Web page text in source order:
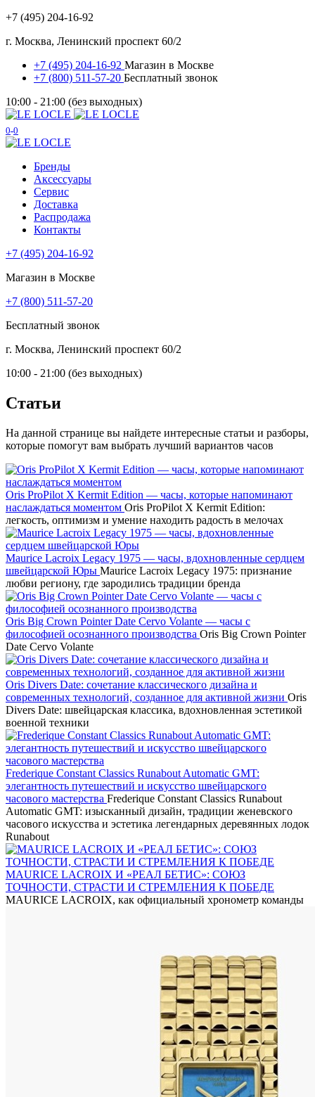
+7 (495) 204-16-92
г. Москва, Ленинский проспект 60/2
+7 (495) 204-16-92 Магазин в Москве
+7 (800) 511-57-20 Бесплатный звонок
10:00 - 21:00 (без выходных)
0 0
Бренды
Аксессуары
Сервис
Доставка
Распродажа
Контакты
+7 (495) 204-16-92
Магазин в Москве
+7 (800) 511-57-20
Бесплатный звонок
г. Москва, Ленинский проспект 60/2
10:00 - 21:00 (без выходных)
Статьи
На данной странице вы найдете интересные статьи и разборы,
которые помогут вам выбрать лучший вариантов часов
Oris ProPilot X Kermit Edition — часы, которые напоминают
наслаждаться моментом Oris ProPilot X Kermit Edition:
легкость, оптимизм и умение находить радость в мелочах
Maurice Lacroix Legacy 1975 — часы, вдохновленные сердцем
швейцарской Юры Maurice Lacroix Legacy 1975: признание
любви региону, где зародились традиции бренда
Oris Big Crown Pointer Date Cervo Volante — часы с
философией осознанного производства Oris Big Crown Pointer
Date Cervo Volante
Oris Divers Date: сочетание классического дизайна и
современных технологий, созданное для активной жизни Oris
Divers Date: швейцарская классика, вдохновленная эстетикой
военной техники
Frederique Constant Classics Runabout Automatic GMT:
элегантность путешествий и искусство швейцарского
часового мастерства Frederique Constant Classics Runabout
Automatic GMT: изысканный дизайн, традиции женевского
часового искусства и эстетика легендарных деревянных лодок
Runabout
MAURICE LACROIX И «РЕАЛ БЕТИС»: СОЮЗ
ТОЧНОСТИ, СТРАСТИ И СТРЕМЛЕНИЯ К ПОБЕДЕ
MAURICE LACROIX, как официальный хронометр команды